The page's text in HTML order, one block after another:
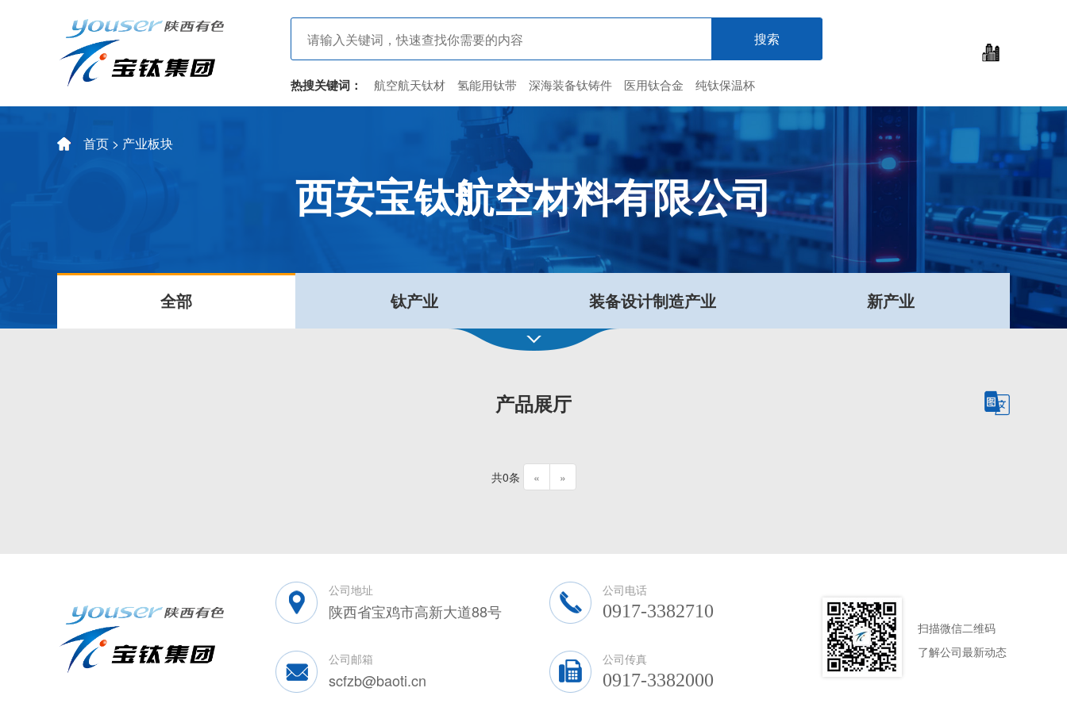
热搜关键词： 航空航天钛材 氢能用钛带 深海装备钛铸件 医用钛合金 纯钛保温杯
首页 > 产业板块
西安宝钛航空材料有限公司
全部 钛产业 装备设计制造产业 新产业
产品展厅
共0条 « »
公司地址
陕西省宝鸡市高新大道88号
公司电话
0917-3382710
公司邮箱
scfzb@baoti.cn
公司传真
0917-3382000
扫描微信二维码
了解公司最新动态